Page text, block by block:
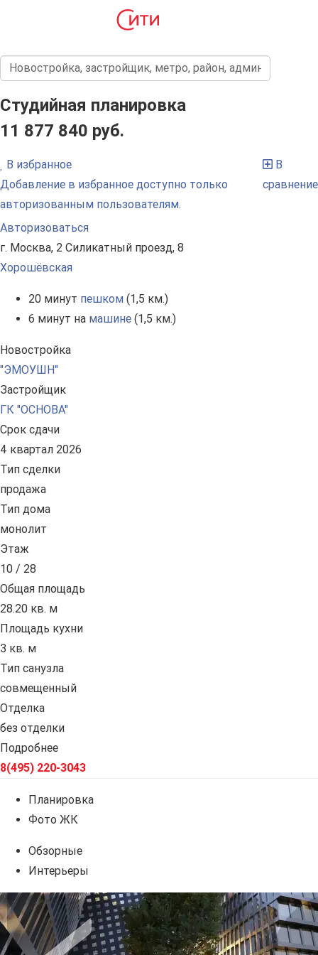
Студийная планировка
11 877 840 руб.
В избранное
Добавление в избранное доступно только
авторизованным пользователям.
Авторизоваться
В
сравнение
г. Москва, 2 Силикатный проезд, 8
Хорошёвская
20 минут пешком (1,5 км.)
6 минут на машине (1,5 км.)
Новостройка
"ЭМОУШН"
Застройщик
ГК "ОСНОВА"
Срок сдачи
4 квартал 2026
Тип сделки
продажа
Тип дома
монолит
Этаж
10 / 28
Общая площадь
28.20 кв. м
Площадь кухни
3 кв. м
Тип санузла
совмещенный
Отделка
без отделки
Подробнее
8(495) 220-3043
Планировка
Фото ЖК
Обзорные
Интерьеры